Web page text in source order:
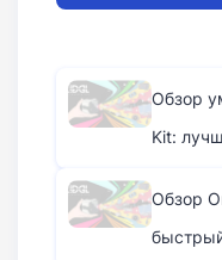
Обзор
Kit:
Обзор